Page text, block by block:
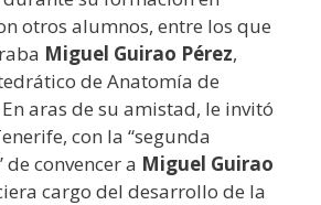
otros alumnos, entre los que
Miguel Guirao Pérez,
de Anatomía de
aras de su amistad, le invitó
con la “segunda
de convencer a Miguel Guirao
cargo del desarrollo de la